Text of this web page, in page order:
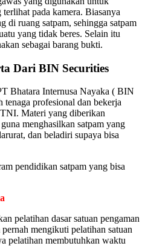
pada kamera. Biasanya
di ruang satpam, sehingga satpam
yang tidak beres. Selain itu
sebagai barang bukti.
Dari BIN Securities
Bhatara Internusa Nayaka ( BIN
tenaga profesional dan bekerja
Materi yang diberikan
menghasilkan satpam yang
dan beladiri supaya bisa
pendidikan satpam yang bisa
pelatihan dasar satuan pengaman
mengikuti pelatihan satuan
pelatihan membutuhkan waktu